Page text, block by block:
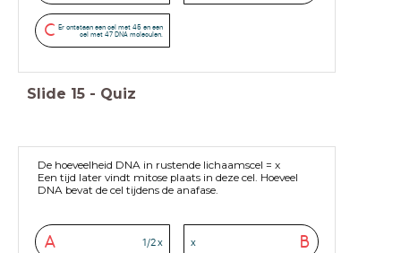
C Er ontstaan een cel met 45 en een
cel met 47 DNA moleculen.
Slide 15 - Quiz
De hoeveelheid DNA in rustende lichaamscel = x
Een tijd later vindt mitose plaats in deze cel. Hoeveel
DNA bevat de cel tijdens de anafase.
A 1/2 x B
x